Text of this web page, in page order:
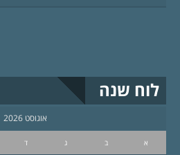
לוח שנה
אוגוסט 2026
א ב ג ד